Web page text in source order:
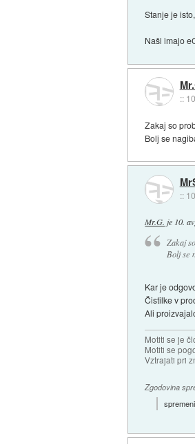
Stanje je
Naši imajo
::
Zakaj so
Bolj se
::
Mr.G. je 10.
Zakaj
Bolj se
Kar je
Čistilke v
Ali
Motiti se je
Motiti se
Vztrajati pri
Zgodovina